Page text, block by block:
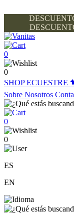
0
0
SHOPECUESTRE
Sobre Nosotros
0
0
ES
EN